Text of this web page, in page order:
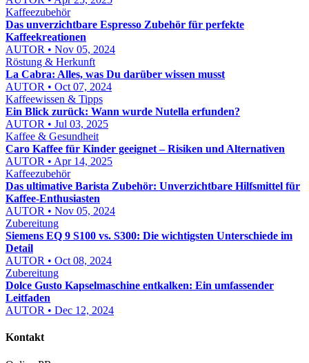
Kaffeezubehör
Das unverzichtbare Espresso Zubehör für perfekte
Kaffeekreationen
AUTOR • Nov 05, 2024
Röstung & Herkunft
La Cabra: Alles, was Du darüber wissen musst
AUTOR • Oct 07, 2024
Kaffeewissen & Tipps
Ein Blick zurück: Wann wurde Nutella erfunden?
AUTOR • Jul 03, 2025
Kaffee & Gesundheit
Caro Kaffee für Kinder geeignet – Risiken und Alternativen
AUTOR • Apr 14, 2025
Kaffeezubehör
Das ultimative Barista Zubehör: Unverzichtbare Hilfsmittel für
Kaffee-Enthusiasten
AUTOR • Nov 05, 2024
Zubereitung
Siemens EQ 9 S100 vs. S300: Die wichtigsten Unterschiede im
Detail
AUTOR • Oct 08, 2024
Zubereitung
Dolce Gusto Kapselmaschine entkalken: Ein umfassender
Leitfaden
AUTOR • Dec 12, 2024
Kontakt